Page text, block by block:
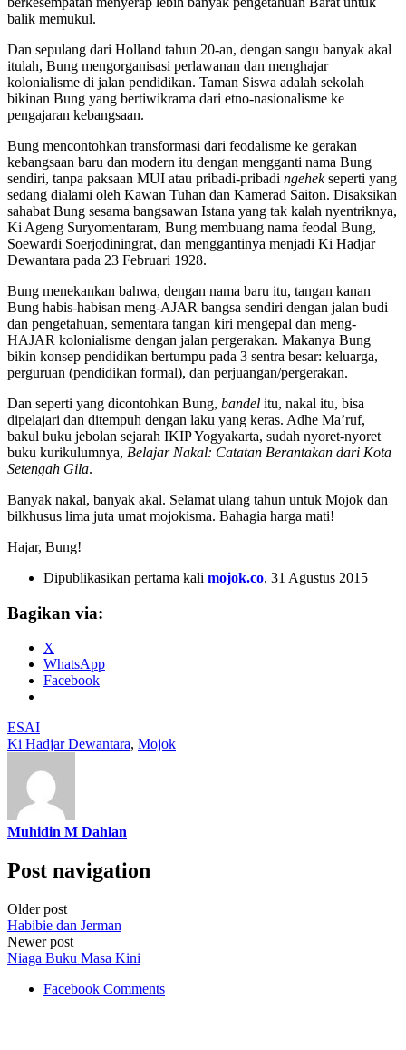
balik memukul.
Dan sepulang dari Holland tahun 20-an, dengan sangu banyak akal
itulah, Bung mengorganisasi perlawanan dan menghajar
kolonialisme di jalan pendidikan. Taman Siswa adalah sekolah
bikinan Bung yang bertiwikrama dari etno-nasionalisme ke
pengajaran kebangsaan.
Bung mencontohkan transformasi dari feodalisme ke gerakan
kebangsaan baru dan modern itu dengan mengganti nama Bung
sendiri, tanpa paksaan MUI atau pribadi-pribadi ngehekseperti yang
sedang dialami oleh Kawan Tuhan dan Kamerad Saiton. Disaksikan
sahabat Bung sesama bangsawan Istana yang tak kalah nyentriknya,
Ki Ageng Suryomentaram, Bung membuang nama feodal Bung,
Soewardi Soerjodiningrat, dan menggantinya menjadi Ki Hadjar
Dewantara pada 23 Februari 1928.
Bung menekankan bahwa, dengan nama baru itu, tangan kanan
Bung habis-habisan meng-AJAR bangsa sendiri dengan jalan budi
dan pengetahuan, sementara tangan kiri mengepal dan meng-
HAJAR kolonialisme dengan jalan pergerakan. Makanya Bung
bikin konsep pendidikan bertumpu pada 3 sentra besar: keluarga,
perguruan (pendidikan formal), dan perjuangan/pergerakan.
Dan seperti yang dicontohkan Bung, bandel itu, nakal itu, bisa
dipelajari dan ditempuh dengan laku yang keras. Adhe Ma’ruf,
bakul buku jebolan sejarah IKIP Yogyakarta, sudah nyoret-nyoret
buku kurikulumnya, Belajar Nakal: Catatan Berantakan dari Kota
Setengah Gila.
Banyak nakal, banyak akal. Selamat ulang tahun untuk Mojok dan
bilkhusus lima juta umat mojokisma. Bahagia harga mati!
Hajar, Bung!
Dipublikasikan pertama kali mojok.co, 31 Agustus 2015
Bagikan via:
X
WhatsApp
Facebook
ESAI
Ki Hadjar Dewantara, Mojok
Muhidin M Dahlan
Post navigation
Older post
Habibie dan Jerman
Newer post
Niaga Buku Masa Kini
Facebook Comments